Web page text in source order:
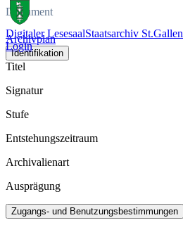
Digitaler LesesaalStaatsarchiv St.Gallen
Login
Dokument
Archivplan
Identifikation
Titel
Signatur
Stufe
Entstehungszeitraum
Archivalienart
Ausprägung
Zugangs- und Benutzungsbestimmungen